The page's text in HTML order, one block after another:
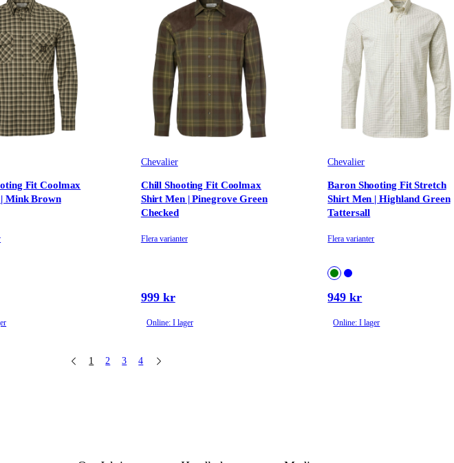
Fit Coolmax
Mink Brown
Chevalier
Chill Shooting Fit Coolmax
Shirt Men | Pinegrove Green
Checked
Flera varianter
999 kr
Online: I lager
Chevalier
Baron Shooting Fit Stretch
Shirt Men | Highland Green
Tattersall
Flera varianter
949 kr
Online: I lager
1 2 3 4